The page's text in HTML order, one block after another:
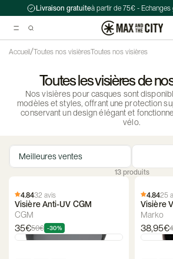
Livraison gratuiteà partir de 75€ -
Recherche suggérées
Antivol chaîne Kryptonite Evolution Series 4
Casque Abus HUD-Y ACE
Accueil/Toutes nos visièresToutes nos visières
Toutes les visières de
Nos visières pour casques sont
modèles et styles, offrant une protection
conservant un design élégant et
vélo.
13 produits
4.8432 avis
Visière Anti-UV CGM
CGM
35€50€ -30%
4.8425
Visière
Marko
38,95€